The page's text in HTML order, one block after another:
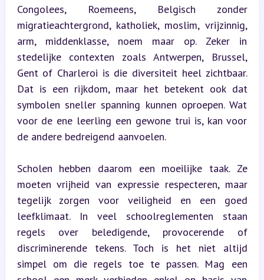
Congolees, Roemeens, Belgisch zonder
migratieachtergrond, katholiek, moslim, vrijzinnig,
arm, middenklasse, noem maar op. Zeker in
stedelijke contexten zoals Antwerpen, Brussel,
Gent of Charleroi is die diversiteit heel zichtbaar.
Dat is een rijkdom, maar het betekent ook dat
symbolen sneller spanning kunnen oproepen. Wat
voor de ene leerling een gewone trui is, kan voor
de andere bedreigend aanvoelen.
Scholen hebben daarom een moeilijke taak. Ze
moeten vrijheid van expressie respecteren, maar
tegelijk zorgen voor veiligheid en een goed
leefklimaat. In veel schoolreglementen staan
regels over beledigende, provocerende of
discriminerende tekens. Toch is het niet altijd
simpel om die regels toe te passen. Mag een